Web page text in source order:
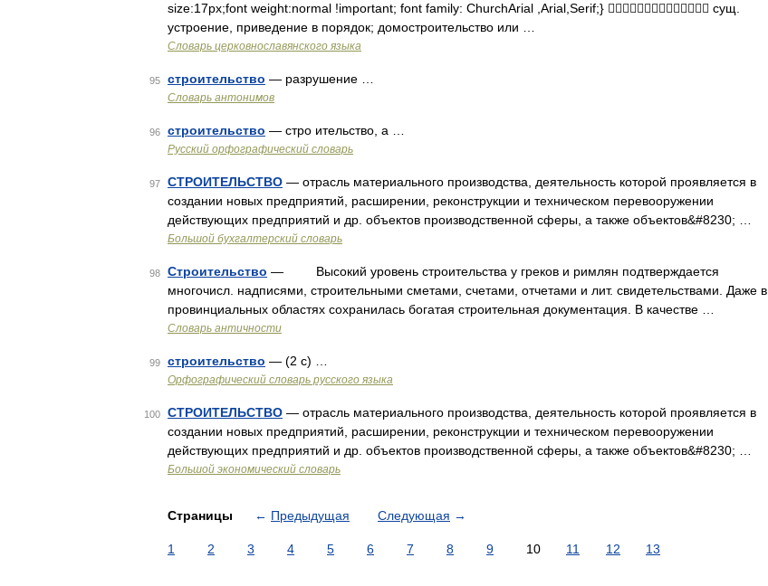
size:17px;font weight:normal !important; font family: ChurchArial ,Arial,Serif;}  сущ.
устроение, приведение в порядок; домостроительство или …
Словарь церковнославянского языка
95 строительство — разрушение …
Словарь антонимов
96 строительство — стро ительство, а …
Русский орфографический словарь
97 СТРОИТЕЛЬСТВО — отрасль материального производства, деятельность которой проявляется в
создании новых предприятий, расширении, реконструкции и техническом перевооружении
действующих предприятий и др. объектов производственной сферы, а также объектов&#8230; …
Большой бухгалтерский словарь
98 Строительство — Высокий уровень строительства у греков и римлян подтверждается
многочисл. надписями, строительными сметами, счетами, отчетами и лит. свидетельствами. Даже в
провинциальных областях сохранилась богатая строительная документация. В качестве …
Словарь античности
99 строительство — (2 с) …
Орфографический словарь русского языка
100 СТРОИТЕЛЬСТВО — отрасль материального производства, деятельность которой проявляется в
создании новых предприятий, расширении, реконструкции и техническом перевооружении
действующих предприятий и др. объектов производственной сферы, а также объектов&#8230; …
Большой экономический словарь
Страницы ← Предыдущая Следующая →
1 2 3 4 5 6 7 8 9 10 11 12 13